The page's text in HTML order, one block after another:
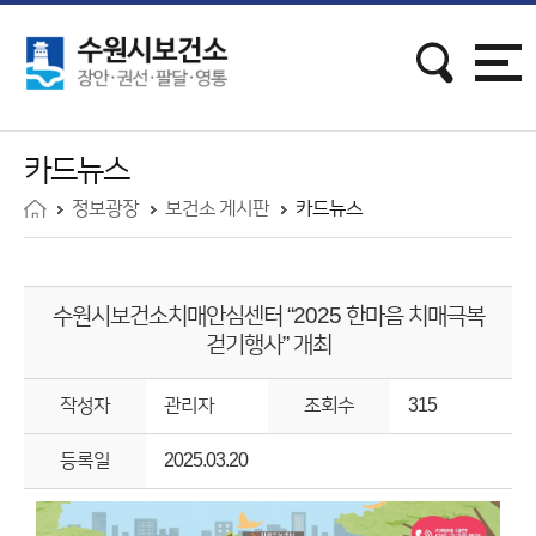
카드뉴스
정보광장 보건소 게시판 카드뉴스
수원시보건소치매안심센터 “2025 한마음 치매극복
걷기행사” 개최
작성자 관리자 조회수 315
등록일 2025.03.20